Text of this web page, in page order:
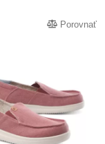
Porovnať